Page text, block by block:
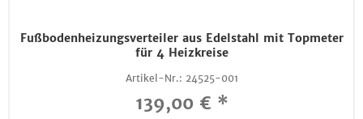
Fußbodenheizungsverteiler aus Edelstahl mit Topmeter
für 4 Heizkreise
Artikel-Nr.: 24525-001
139,00 € *